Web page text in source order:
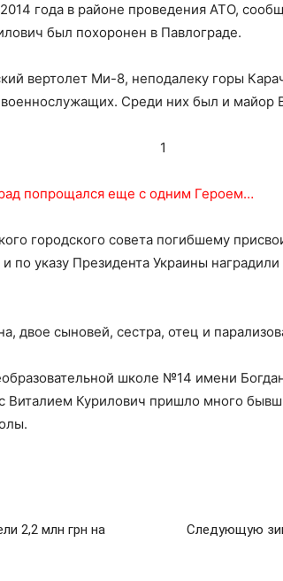
года в районе проведения АТО,
был похоронен в Павлограде.
вертолет Ми-8, неподалеку горы
военнослужащих. Среди них был и майор
попрощался еще с одним Героем…
городского совета погибшему
по указу Президента Украины
двое сыновей, сестра, отец и
школе №14 имени
Виталием Курилович пришло много
2,2 млн грн на
Следующую